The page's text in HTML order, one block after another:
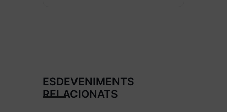
ESDEVENIMENTS
RELACIONATS